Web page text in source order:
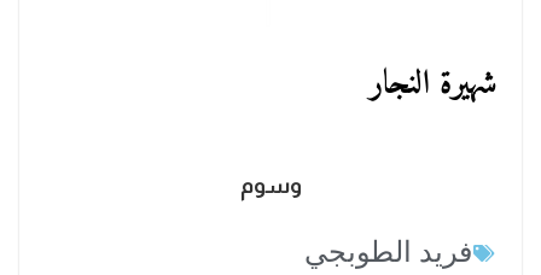
شهيرة النجار
وسوم
فريد الطوبجي